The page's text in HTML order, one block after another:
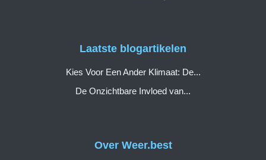
Over Weer.best
Laatste blogartikelen
Kies Voor Een Ander Klimaat: De...
De Onzichtbare Invloed van...